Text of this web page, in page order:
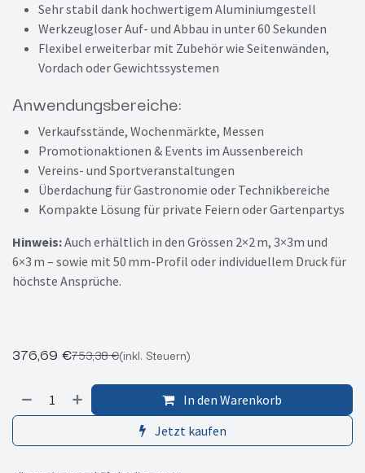
Sehr stabil dank hochwertigem Aluminiumgestell
Werkzeugloser Auf- und Abbau in unter 60 Sekunden
Flexibel erweiterbar mit Zubehör wie Seitenwänden,
Vordach oder Gewichtssystemen
Anwendungsbereiche:
Verkaufsstände, Wochenmärkte, Messen
Promotionaktionen & Events im Aussenbereich
Vereins- und Sportveranstaltungen
Überdachung für Gastronomie oder Technikbereiche
Kompakte Lösung für private Feiern oder Gartenpartys
Hinweis:Auch erhältlich in den Grössen 2×2 m, 3×3m und
6×3 m – sowie mit 50 mm-Profil oder individuellem Druck für
höchste Ansprüche.
376,69 €753,38€(inkl. Steuern)
In den Warenkorb
Jetzt kaufen